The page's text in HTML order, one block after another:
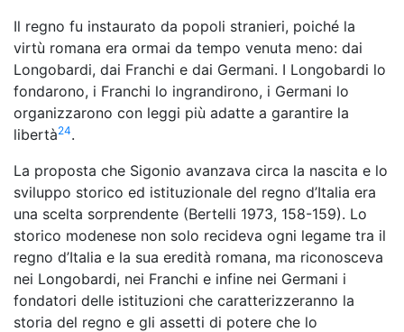
Il regno fu instaurato da popoli stranieri, poiché la
virtù romana era ormai da tempo venuta meno: dai
Longobardi, dai Franchi e dai Germani. I Longobardi lo
fondarono, i Franchi lo ingrandirono, i Germani lo
organizzarono con leggi più adatte a garantire la
libertà24.
La proposta che Sigonio avanzava circa la nascita e lo
sviluppo storico ed istituzionale del regno d’Italia era
una scelta sorprendente (Bertelli 1973, 158-159). Lo
storico modenese non solo recideva ogni legame tra il
regno d’Italia e la sua eredità romana, ma riconosceva
nei Longobardi, nei Franchi e infine nei Germani i
fondatori delle istituzioni che caratterizzeranno la
storia del regno e gli assetti di potere che lo